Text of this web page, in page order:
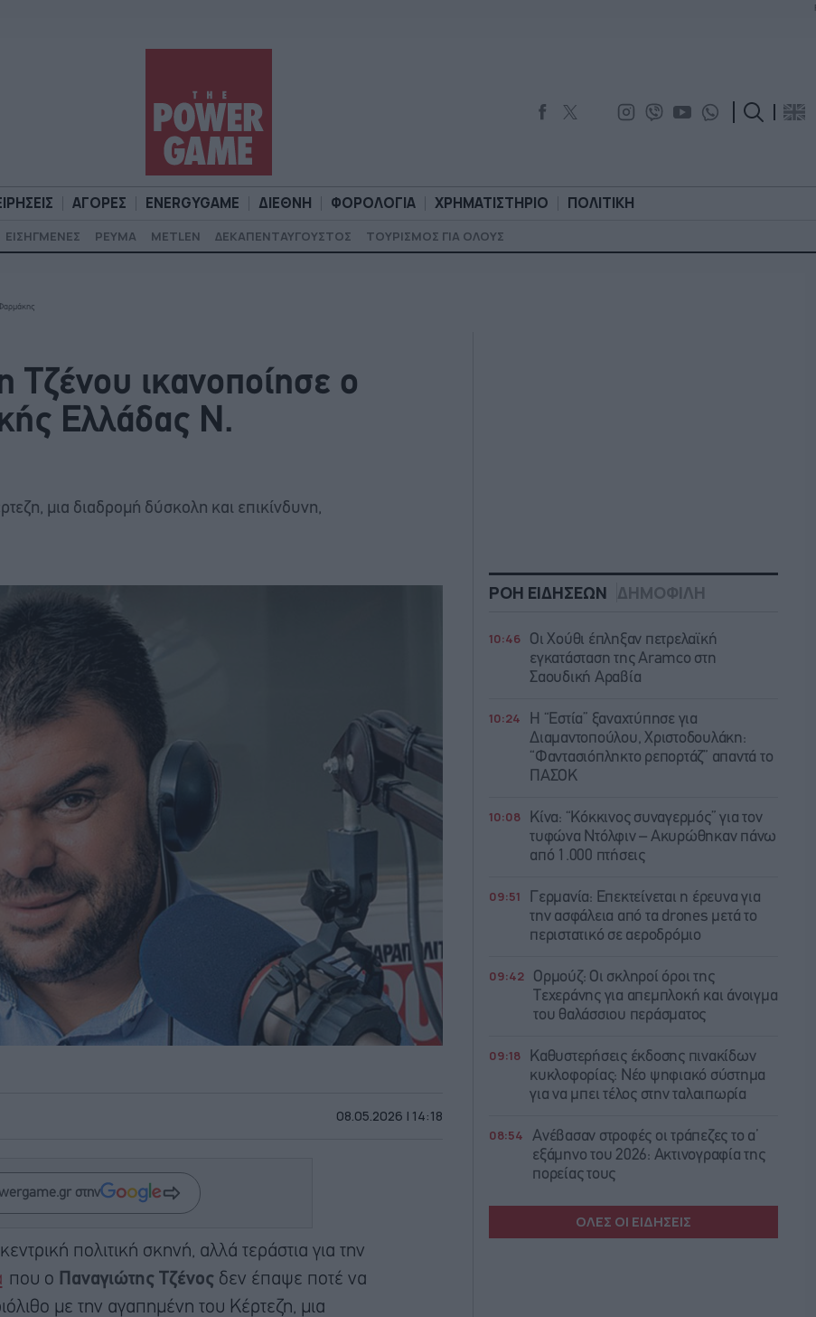
ΑΓΟΡΕΣ ENERGYGAME ΔΙΕΘΝΗ ΦΟΡΟΛΟΓΙΑ ΧΡΗΜΑΤΙΣΤΗΡΙΟ ΠΟΛΙΤΙΚΗ
ΕΙΣΗΓΜΕΝΕΣ ΡΕΥΜΑ METLEN ΔΕΚΑΠΕΝΤΑΥΓΟΥΣΤΟΣ ΤΟΥΡΙΣΜΟΣ ΓΙΑ ΟΛΟΥΣ
Φαρμάκης
Τζένου ικανοποίησε ο
Ελλάδας Ν.
μια διαδρομή δύσκολη και επικίνδυνη,
08.05.2026 | 14:18
στην
πολιτική σκηνή, αλλά τεράστια για την
που ο Παναγιώτης Τζένοςδεν έπαψε ποτέ να
με την αγαπημένη του Κέρτεζη, μια
ΡΟΗ ΕΙΔΗΣΕΩΝ ΔΗΜΟΦΙΛΗ
10:46
Οι Χούθι έπληξαν πετρελαϊκή
εγκατάσταση της Aramco στη
Σαουδική Αραβία
10:24
Η “Εστία” ξαναχτύπησε για
Διαμαντοπούλου, Χριστοδουλάκη:
“Φαντασιόπληκτο ρεπορτάζ” απαντά το
ΠΑΣΟΚ
10:08
Κίνα: “Κόκκινος συναγερμός” για τον
τυφώνα Ντόλφιν – Ακυρώθηκαν πάνω
από 1.000 πτήσεις
09:51
Γερμανία: Επεκτείνεται η έρευνα για
την ασφάλεια από τα drones μετά το
περιστατικό σε αεροδρόμιο
09:42
Ορμούζ: Οι σκληροί όροι της
Τεχεράνης για απεμπλοκή και άνοιγμα
του θαλάσσιου περάσματος
09:18
Καθυστερήσεις έκδοσης πινακίδων
κυκλοφορίας: Νέο ψηφιακό σύστημα
για να μπει τέλος στην ταλαιπωρία
08:54
Ανέβασαν στροφές οι τράπεζες το α’
εξάμηνο του 2026: Ακτινογραφία της
πορείας τους
ΟΛΕΣ ΟΙ ΕΙΔΗΣΕΙΣ